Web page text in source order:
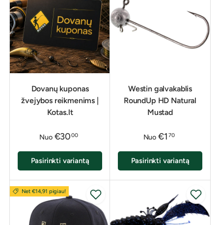
Dovanų kuponas
žvejybos reikmenims |
Kotas.lt
Nuo €3000
Pasirinkti variantą
Westin galvakablis
RoundUp HD Natural
Mustad
Nuo €1 70
Pasirinkti variantą
Net €14,91 pigiau!